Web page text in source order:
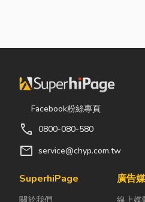
相較於一般小
台菜餐廳更能
展現台東的人
情味與飲食文
庭聚餐、朋友
聚會、公司聚
團體用餐，都
疲勞與結
主每天回
隨刺耳的
實，門片
Facebook粉絲專頁
call 0800-080-580
mail service@chyp.com.tw
SuperhiPage
關於我們
廣告
線上媒